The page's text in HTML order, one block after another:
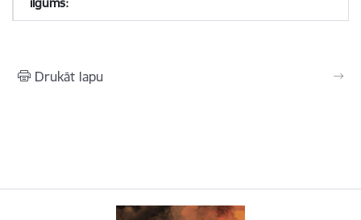
Drukāt lapu